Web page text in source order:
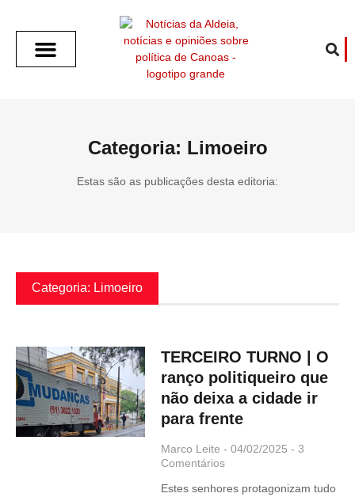
Categoria: Limoeiro
Estas são as publicações desta editoria:
Categoria: Limoeiro
TERCEIRO TURNO | O
ranço politiqueiro que
não deixa a cidade ir
para frente
Marco Leite 04/02/2025 3
Comentários
Estes senhores protagonizam tudo